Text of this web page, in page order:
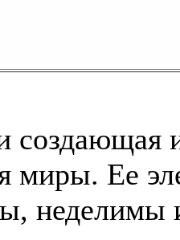
создающая
миры. Ее
неделимы